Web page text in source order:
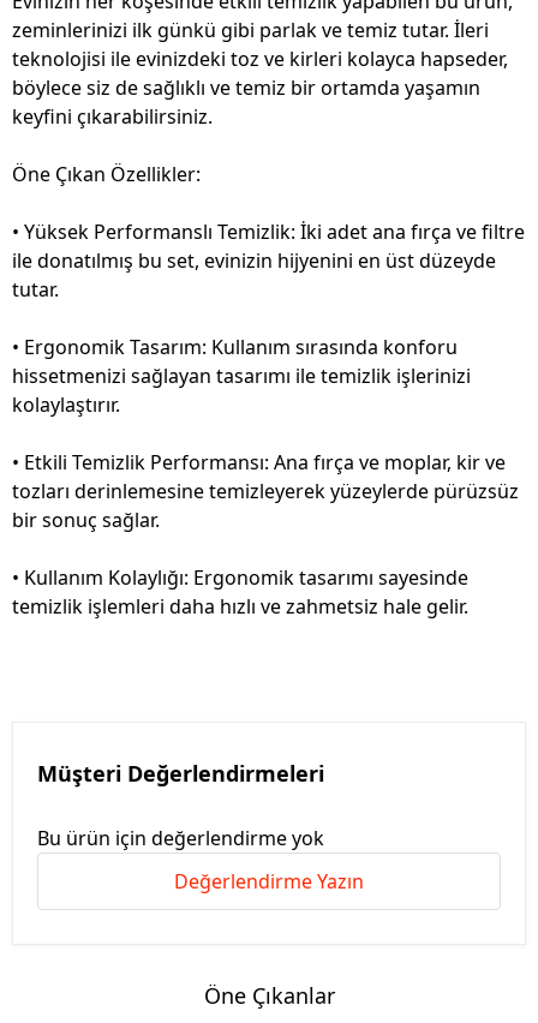
zeminlerinizi ilk günkü gibi parlak ve temiz tutar. İleri
teknolojisi ile evinizdeki toz ve kirleri kolayca hapseder,
böylece siz de sağlıklı ve temiz bir ortamda yaşamın
keyfini çıkarabilirsiniz.
Öne Çıkan Özellikler:
• Yüksek Performanslı Temizlik: İki adet ana fırça ve filtre
ile donatılmış bu set, evinizin hijyenini en üst düzeyde
tutar.
• Ergonomik Tasarım: Kullanım sırasında konforu
hissetmenizi sağlayan tasarımı ile temizlik işlerinizi
kolaylaştırır.
• Etkili Temizlik Performansı: Ana fırça ve moplar, kir ve
tozları derinlemesine temizleyerek yüzeylerde pürüzsüz
bir sonuç sağlar.
• Kullanım Kolaylığı: Ergonomik tasarımı sayesinde
temizlik işlemleri daha hızlı ve zahmetsiz hale gelir.
Müşteri Değerlendirmeleri
Bu ürün için değerlendirme yok
Değerlendirme Yazın
Öne Çıkanlar